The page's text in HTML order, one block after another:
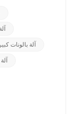
بين
مساعدتك على
آلة بالونات